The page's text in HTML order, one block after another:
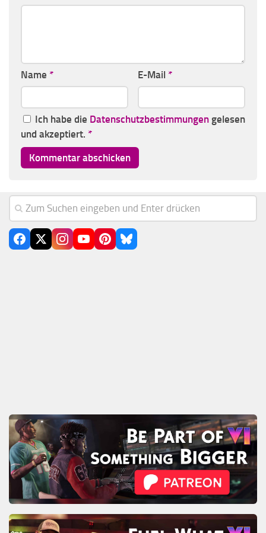
Name * E-Mail *
Ich habe die Datenschutzbestimmungen gelesen
und akzeptiert. *